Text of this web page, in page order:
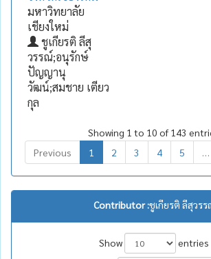
มหาวิทยาลัย
เชียงใหม่
ชูเกียรติ ลีสุ
วรรณ์;อนุรักษ์
ปัญญานุ
วัฒน์;สมชาย เตียว
กุล
Showing 1 to 10 of 143
Previous
1 2 3 4 5
Contributor :ชูเกียรติ ลีสุวร
Show
entries